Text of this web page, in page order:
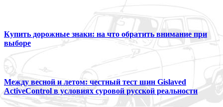
Купить дорожные знаки: на что обратить внимание при
выборе
Между весной и летом: честный тест шин Gislaved
ActiveControl в условиях суровой русской реальности